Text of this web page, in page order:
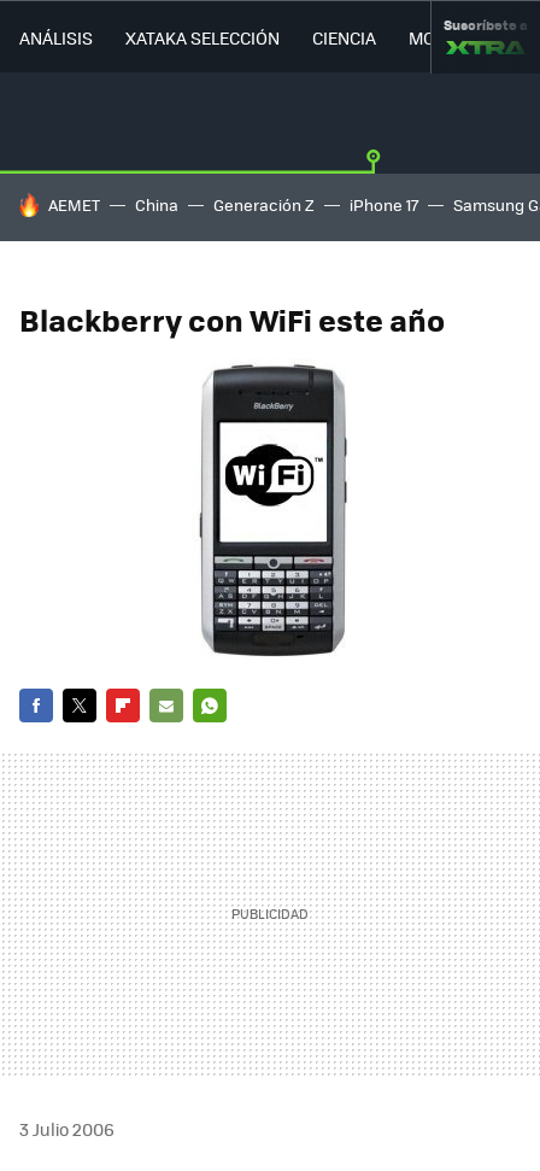
ANÁLISIS XATAKA SELECCIÓN CIENCIA MOVILIDAD
Suscríbete a
HOY SE HABLA DE
AEMET China Generación Z iPhone 17 Samsung
Blackberry con WiFi este año
MAIL
3 Julio 2006